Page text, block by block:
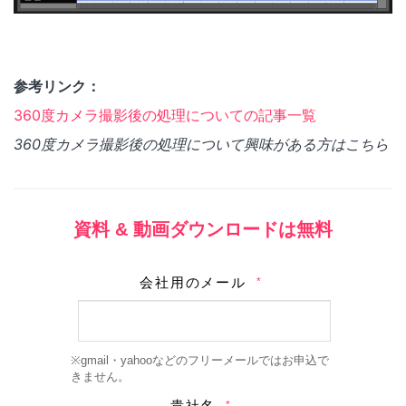
参考リンク：
360度カメラ撮影後の処理についての記事一覧
360度カメラ撮影後の処理について興味がある方はこちら